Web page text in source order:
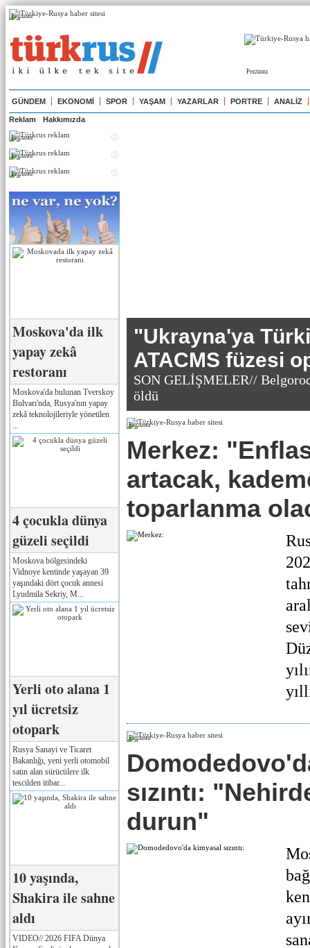
Реклама
Реклама
GÜNDEM EKONOMİ SPOR YAŞAM YAZARLAR PORTRE ANALİZ
Reklam Hakkımızda
Реклама
Реклама
Реклама
Moskova'da ilk
yapay zekâ
restoranı
Moskova'da bulunan Tverskoy
Bulvarı'nda, Rusya'nın yapay
zekâ teknolojileriyle yönetilen
4 çocukla dünya
güzeli seçildi
Moskova bölgesindeki
Vidnoye kentinde yaşayan 39
yaşındaki dört çocuk annesi
Lyudmila Sekriy, M...
Yerli oto alana 1
yıl ücretsiz
otopark
Rusya Sanayi ve Ticaret
Bakanlığı, yeni yerli otomobil
satın alan sürücülere ilk
tescilden itibar...
10 yaşında,
Shakira ile sahne
aldı
VIDEO// 2026 FIFA Dünya
"Ukrayna'ya
ATACMS füzesi
SON GELİŞMELER//
öldü
Реклама
Merkez:
artacak,
toparlanma
Реклама
sızıntı:
durun"